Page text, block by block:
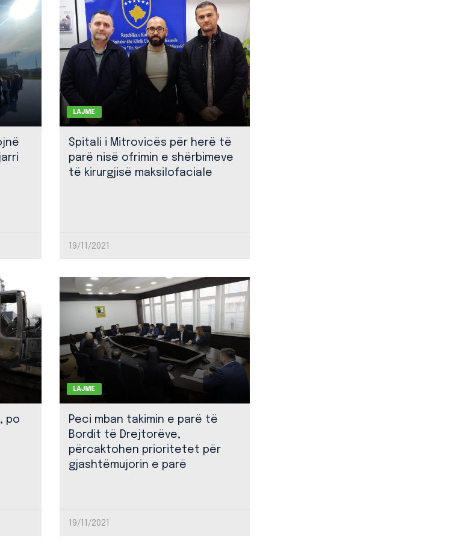
LAJME
Spitali i Mitrovicës për herë të
parë nisë ofrimin e shërbimeve
të kirurgjisë maksilofaciale
19/11/2021
po
LAJME
Peci mban takimin e parë të
Bordit të Drejtorëve,
përcaktohen prioritetet për
gjashtëmujorin e parë
19/11/2021